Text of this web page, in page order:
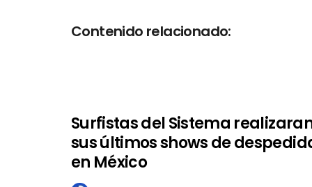
Contenido relacionado:
Surfistas del Sistema
sus últimos shows de
en México